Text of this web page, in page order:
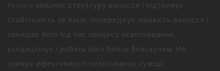
Restore зміцнює структуру волосся і підтримує
стабільність зв’язків, попереджує ламкість волосся і
захищає його під час процесу освітлювання,
кондиціонує і робить його більш блискучим. Не
знижує ефективності освітлюючої суміші.